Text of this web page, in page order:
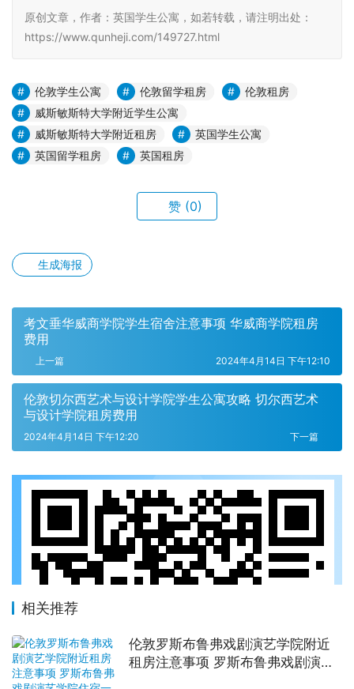
原创文章，作者：英国学生公寓，如若转载，请注明出处：
https://www.qunheji.com/149727.html
伦敦学生公寓 伦敦留学租房
伦敦租房
威斯敏斯特大学附近学生公寓
威斯敏斯特大学附近租房
英国学生公寓
英国留学租房
英国租房
赞 (0)
生成海报
考文垂华威商学院学生宿舍注意事项 华威商学院租房
费用
上一篇 2024年4月14日 下午12:10
伦敦切尔西艺术与设计学院学生公寓攻略 切尔西艺术
与设计学院租房费用
下一篇
2024年4月14日 下午12:20
相关推荐
伦敦罗斯布鲁弗戏剧演艺学院附近
租房注意事项 罗斯布鲁弗戏剧演艺